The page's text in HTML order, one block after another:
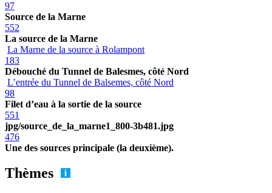
97
Source de la Marne
552
La source de la Marne
La Marne de la source à Rolampont
183
Débouché du Tunnel de Balesmes, côté Nord
L’entrée du Tunnel de Balsemes, côté Nord
98
Filet d’eau à la sortie de la source
551
jpg/source_de_la_marne1_800-3b481.jpg
476
Une des sources principale (la deuxième).
Thèmes